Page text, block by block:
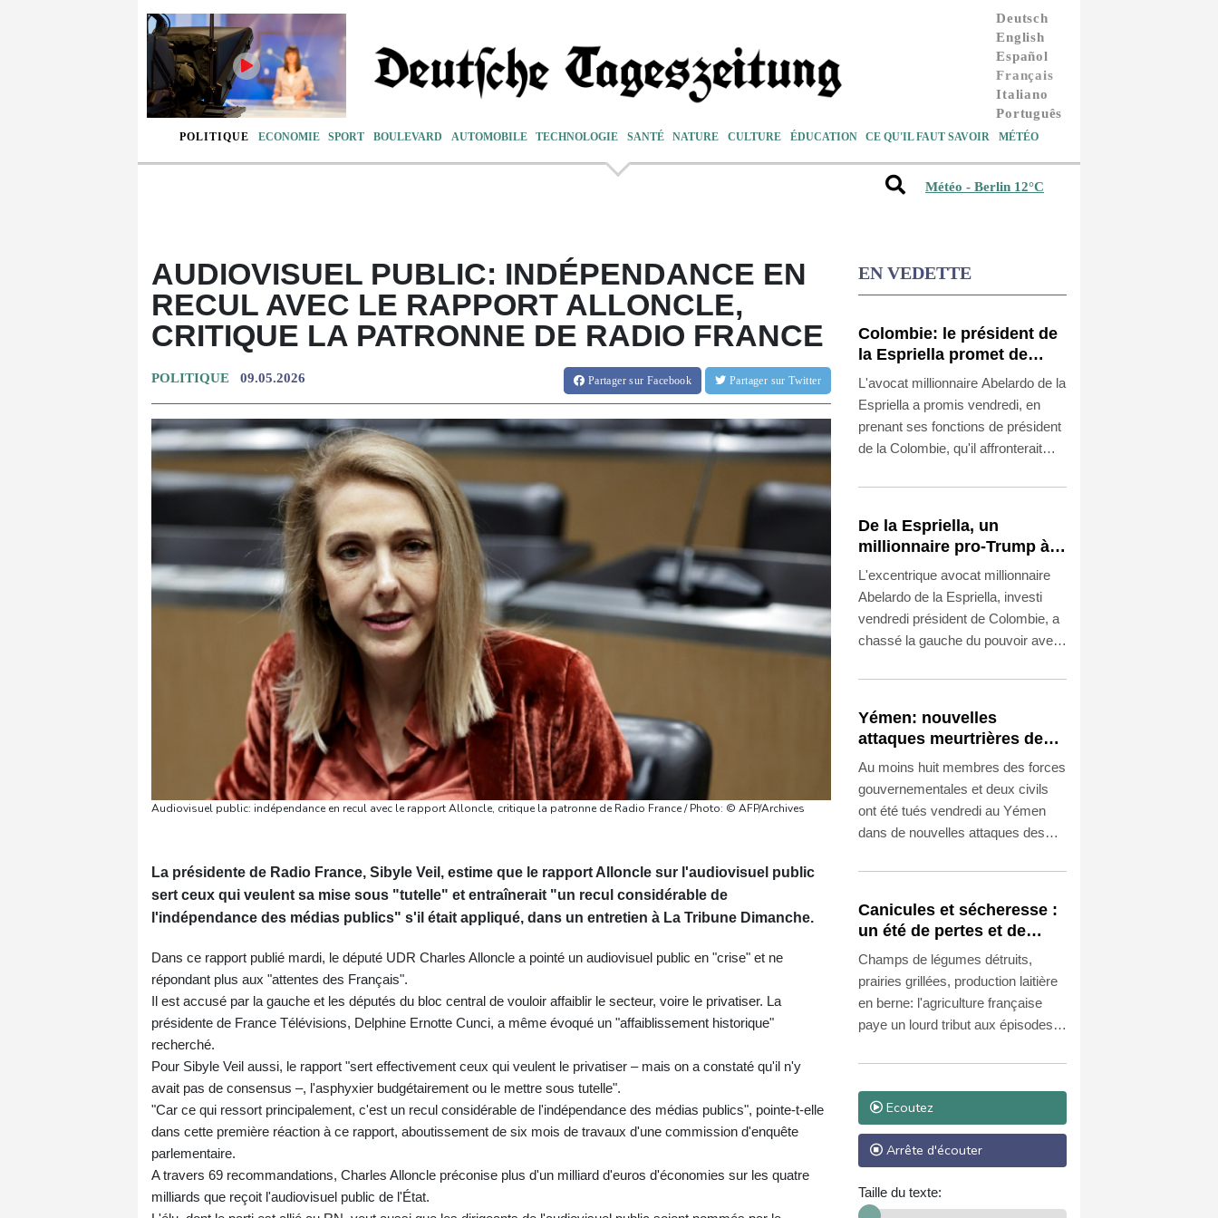
Deutsch
English
Español
Français
Italiano
Português
POLITIQUE ECONOMIE SPORT BOULEVARD AUTOMOBILE TECHNOLOGIE SANTÉ NATURE CULTURE ÉDUCATION CE QU'IL FAUT SAVOIR MÉTÉO
Météo - Berlin 12°C
AUDIOVISUEL PUBLIC: INDÉPENDANCE EN
RECUL AVEC LE RAPPORT ALLONCLE,
CRITIQUE LA PATRONNE DE RADIO FRANCE
POLITIQUE 09.05.2026 Partagersur Facebook Partager sur Twitter
Audiovisuel public: indépendance en recul avec le rapport Alloncle, critique la patronne de Radio France / Photo: © AFP/Archives
La présidente de Radio France, Sibyle Veil, estime que le rapport Alloncle sur l'audiovisuel public
sert ceux qui veulent sa mise sous "tutelle" et entraînerait "un recul considérable de
l'indépendance des médias publics" s'il était appliqué, dans un entretien à La Tribune Dimanche.
Dans ce rapport publié mardi, le député UDR Charles Alloncle a pointé un audiovisuel public en "crise" et ne
répondant plus aux "attentes des Français".
Il est accusé par la gauche et les députés du bloc central de vouloir affaiblir le secteur, voire le privatiser. La
présidente de France Télévisions, Delphine Ernotte Cunci, a même évoqué un "affaiblissement historique"
recherché.
Pour Sibyle Veil aussi, le rapport "sert effectivement ceux qui veulent le privatiser – mais on a constaté qu'il n'y
avait pas de consensus –, l'asphyxier budgétairement ou le mettre sous tutelle".
"Car ce qui ressort principalement, c'est un recul considérable de l'indépendance des médias publics", pointe-t-elle
dans cette première réaction à ce rapport, aboutissement de six mois de travaux d'une commission d'enquête
parlementaire.
A travers 69 recommandations, Charles Alloncle préconise plus d'un milliard d'euros d'économies sur les quatre
milliards que reçoit l'audiovisuel public de l'État.
EN VEDETTE
Colombie: le président de
la Espriella promet de
combattre "sans répit" le
narcotrafic
L'avocat millionnaire Abelardo de la
Espriella a promis vendredi, en
prenant ses fonctions de président
de la Colombie, qu'il affronterait
pays frappé par la violence des
De la Espriella, un
millionnaire pro-Trump à
la présidence de la
Colombie
L'excentrique avocat millionnaire
Abelardo de la Espriella, investi
vendredi président de Colombie, a
chassé la gauche du pouvoir avec
promesse de mater les groupes
Yémen: nouvelles
attaques meurtrières des
rebelles houthis dans une
région pétrolifère
Au moins huit membres des forces
gouvernementales et deux civils
ont été tués vendredi au Yémen
dans de nouvelles attaques des
riche en pétrole, au lendemain des
la trêve de 2022.
Canicules et sécheresse :
un été de pertes et de
désespoir pour
l'agriculture
Champs de légumes détruits,
prairies grillées, production laitière
en berne: l'agriculture française
paye un lourd tribut aux épisodes
sécheresse inédite, entre autres
facteurs. La récolte de maïs, par
exemple, est attendue au plus bas
depuis 1980.
Ecoutez
Arrête d'écouter
Taille du texte: